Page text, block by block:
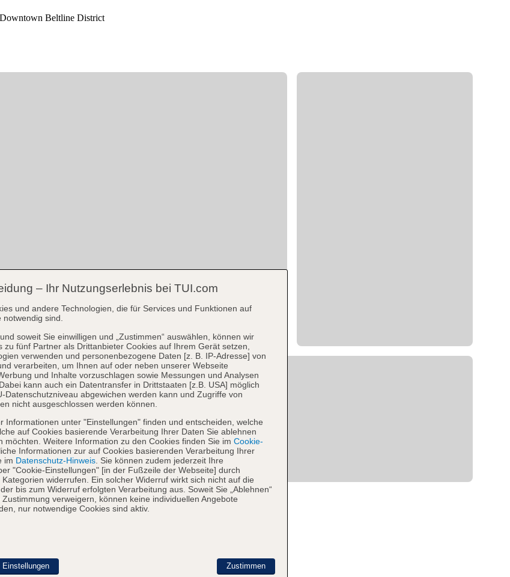
– Ihr Nutzungserlebnis bei TUI.com
und andere Technologien, die für Services und Funktionen auf
notwendig sind.
soweit Sie einwilligen und „Zustimmen“ auswählen, können wir
zu fünf Partner als Drittanbieter Cookies auf Ihrem Gerät setzen,
verwenden und personenbezogene Daten [z. B. IP-Adresse] von
verarbeiten, um Ihnen auf oder neben unserer Webseite
und Inhalte vorzuschlagen sowie Messungen und Analysen
kann auch ein Datentransfer in Drittstaaten [z.B. USA] möglich
Datenschutzniveau abgewichen werden kann und Zugriffe von
nicht ausgeschlossen werden können.
Informationen unter "Einstellungen" finden und entscheiden, welche
auf Cookies basierende Verarbeitung Ihrer Daten Sie ablehnen
möchten. Weitere Information zu den Cookies finden Sie im Cookie-
Informationen zur auf Cookies basierenden Verarbeitung Ihrer
im Datenschutz-Hinweis . Sie können zudem jederzeit Ihre
"Cookie-Einstellungen" [in der Fußzeile der Webseite] durch
widerrufen. Ein solcher Widerruf wirkt sich nicht auf die
bis zum Widerruf erfolgten Verarbeitung aus. Soweit Sie „Ablehnen“
verweigern, können keine individuellen Angebote
nur notwendige Cookies sind aktiv.
Zustimmen
Einstellungen